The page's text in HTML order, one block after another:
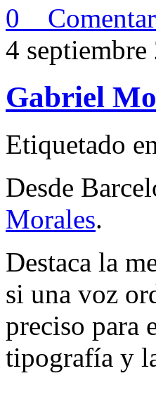
0
4 septiembre
Gabriel
Etiquetado
Desde
Morales.
Destaca la
si una voz
preciso para
tipografía y